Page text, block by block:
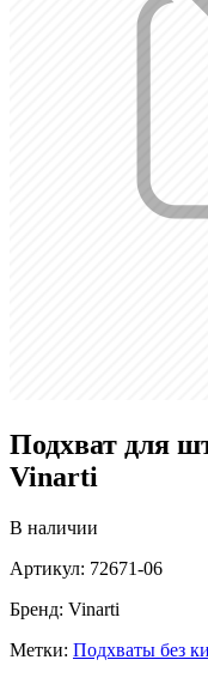
Подхват для
Vinarti
В наличии
Артикул: 72671-06
Бренд: Vinarti
Метки: Подхваты без